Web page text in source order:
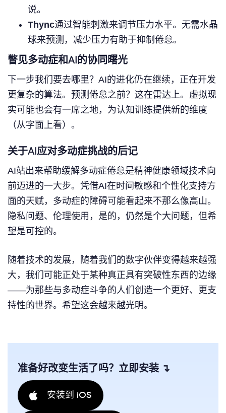
说。
Thync通过智能刺激来调节压力水平。无需水晶
球来预测，减少压力有助于抑制倦怠。
瞥见多动症和AI的协同曙光
下一步我们要去哪里？AI的进化仍在继续，正在开发
更复杂的算法。预测倦怠之前？这在雷达上。虚拟现
实可能也会有一席之地，为认知训练提供新的维度
（从字面上看）。
关于AI应对多动症挑战的后记
AI站出来帮助缓解多动症倦怠是精神健康领域技术向
前迈进的一大步。凭借AI在时间敏感和个性化支持方
面的天赋，多动症的障碍可能看起来不那么像高山。
隐私问题、伦理使用，是的，仍然是个大问题，但希
望是可控的。
随着技术的发展，随着我们的数字伙伴变得越来越强
大，我们可能正处于某种真正具有突破性东西的边缘
——为那些与多动症斗争的人们创造一个更好、更支
持性的世界。希望这会越来越光明。
准备好改变生活了吗？立即安装 ↴
安装到 iOS